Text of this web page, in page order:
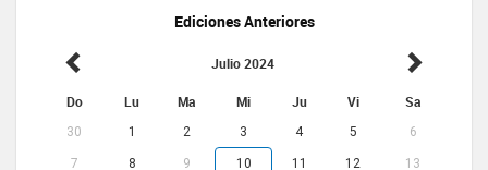
Ediciones Anteriores
Julio 2024
Do Lu Ma Mi Ju Vi Sa
30 1 2 3 4 5 6
7 8 9 10 11 12 13